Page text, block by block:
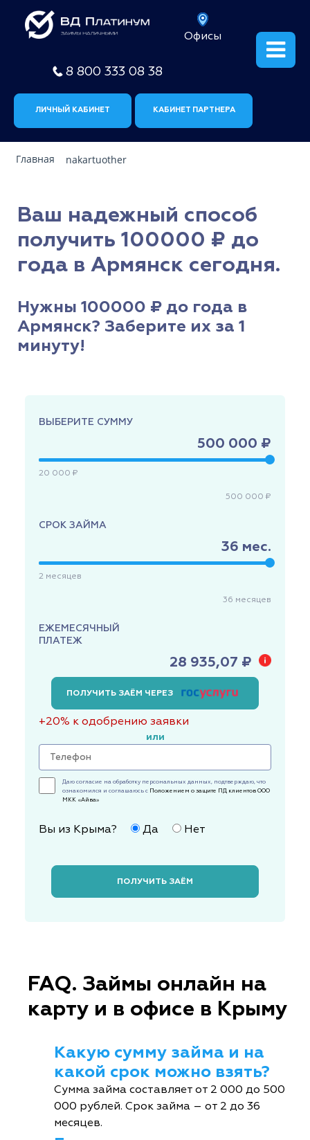
Офисы
8 800 333 08 38
ЛИЧНЫЙ КАБИНЕТ КАБИНЕТ ПАРТНЕРА
Главная nakartuother
Ваш надежный способ
получить 100000 ₽ до
года в Армянск сегодня.
Нужны 100000 ₽ до года в
Армянск? Заберите их за 1
минуту!
ВЫБЕРИТЕ СУММУ
500 000 ₽
20 000 ₽
500 000 ₽
СРОК ЗАЙМА
36 мес.
2 месяцев
36 месяцев
ЕЖЕМЕСЯЧНЫЙ
ПЛАТЕЖ
28 935,07 ₽
ПОЛУЧИТЬ ЗАЁМ ЧЕРЕЗ
+20% к одобрению заявки
или
Даю согласие на обработку персональных данных, подтверждаю, что
ознакомился и соглашаюсь с Положением о защите ПД клиентов ООО
МКК «Айва»
Вы из Крыма? Да Нет
ПОЛУЧИТЬ ЗАЁМ
FAQ. Займы онлайн на
карту и в офисе в Крыму
Какую сумму займа и на
какой срок можно взять?
Сумма займа составляет от 2 000 до 500
000 рублей. Срок займа – от 2 до 36
месяцев.